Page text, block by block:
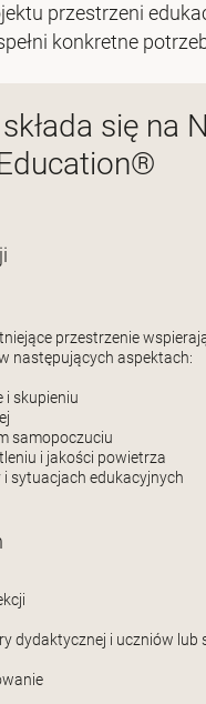
przestrzeni
konkretne
się na
przestrzenie
następujących aspektach:
i skupieniu
samopoczuciu
i jakości powietrza
sytuacjach edukacyjnych
dydaktycznej i uczniów lub